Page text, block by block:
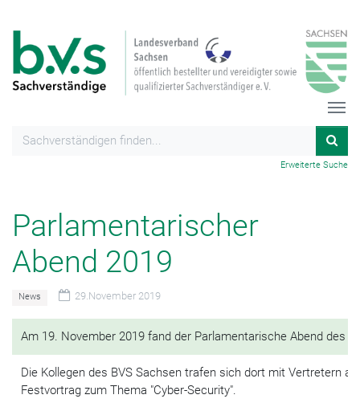
Erweiterte Suche
Parlamentarischer
Abend 2019
News 29.November 2019
Am 19. November 2019 fand der Parlamentarische Abend des
Die Kollegen des BVS Sachsen trafen sich dort mit Vertretern
Festvortrag zum Thema "Cyber-Security".